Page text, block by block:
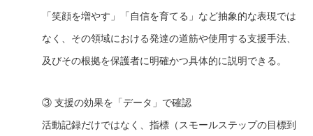
「笑顔を増やす」「自信を育てる」など抽象的な表現では
なく、その領域における発達の道筋や使用する支援手法、
及びその根拠を保護者に明確かつ具体的に説明できる。
③ 支援の効果を「データ」で確認
活動記録だけではなく、指標（スモールステップの目標到